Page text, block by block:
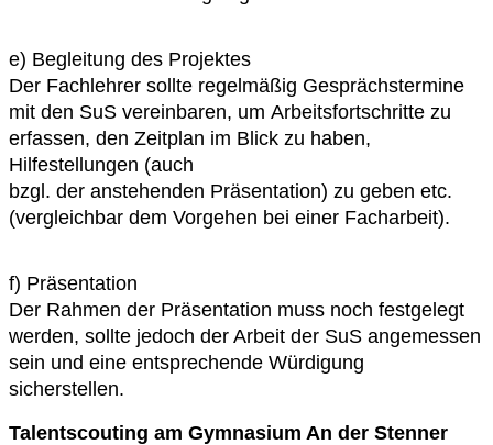
e) Begleitung des Projektes
Der Fachlehrer sollte regelmäßig Gesprächstermine
mit den SuS vereinbaren, um Arbeitsfortschritte zu
erfassen, den Zeitplan im Blick zu haben,
Hilfestellungen (auch
bzgl. der anstehenden Präsentation) zu geben etc.
(vergleichbar dem Vorgehen bei einer Facharbeit).
f) Präsentation
Der Rahmen der Präsentation muss noch festgelegt
werden, sollte jedoch der Arbeit der SuS angemessen
sein und eine entsprechende Würdigung
sicherstellen.
Talentscouting am Gymnasium An der Stenner